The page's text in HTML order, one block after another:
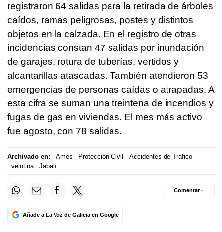
registraron 64 salidas para la retirada de árboles
caídos, ramas peligrosas, postes y distintos
objetos en la calzada. En el registro de otras
incidencias constan 47 salidas por inundación
de garajes, rotura de tuberías, vertidos y
alcantarillas atascadas. También atendieron 53
emergencias de personas caídas o atrapadas. A
esta cifra se suman una treintena de incendios y
fugas de gas en viviendas. El mes más activo
fue agosto, con 78 salidas.
Archivado en: Ames Protección Civil
Accidentes de Tráfico
velutina
Jabalí
Añade a La Voz de Galicia en Google
Comentar ·